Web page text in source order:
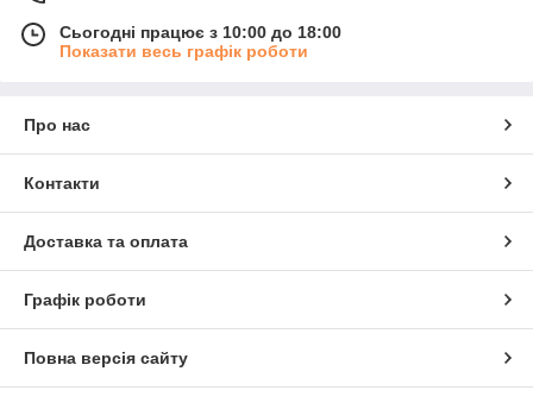
Сьогодні працює з 10:00 до 18:00
Показати весь графік роботи
Про нас
Контакти
Доставка та оплата
Графік роботи
Повна версія сайту